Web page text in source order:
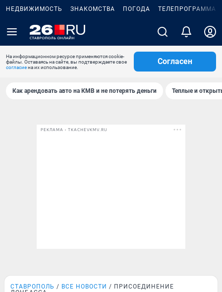
НЕДВИЖИМОСТЬ ЗНАКОМСТВА ПОГОДА ТЕЛЕПРОГРАММА
На информационном ресурсе применяются cookie-
файлы. Оставаясь на сайте, вы подтверждаете свое
согласиена их использование.
Согласен
Как арендовать авто на КМВ и не потерять деньги Теплые и
РЕКЛАМА • TKACHEVKMV.RU
СТАВРОПОЛЬ ВСЕ НОВОСТИ
ПРИСОЕДИНЕНИЕ